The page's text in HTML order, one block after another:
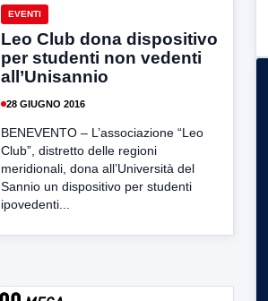
EVENTI
Leo Club dona dispositivo
per studenti non vedenti
all’Unisannio
28 GIUGNO 2016
BENEVENTO – L’associazione “Leo
Club”, distretto delle regioni
meridionali, dona all’Università del
Sannio un dispositivo per studenti
ipovedenti...